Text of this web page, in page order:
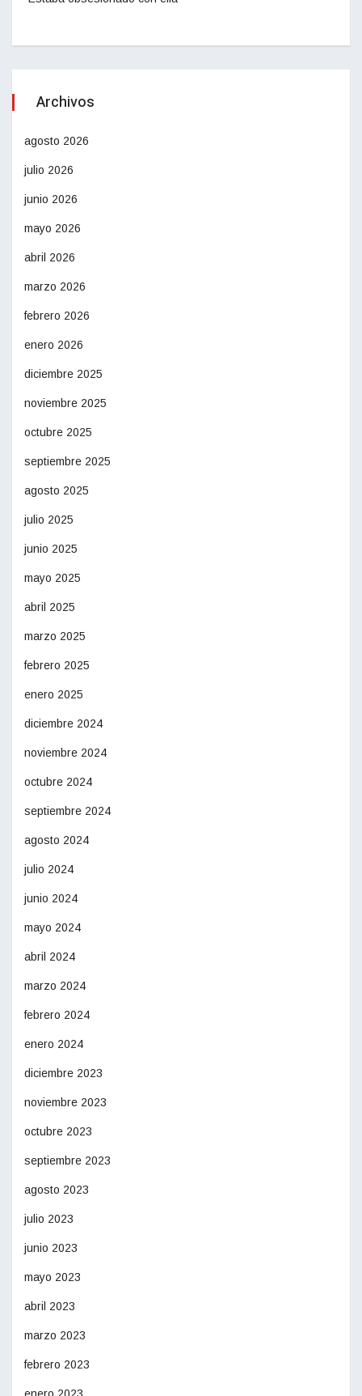
Archivos
agosto 2026
julio 2026
junio 2026
mayo 2026
abril 2026
marzo 2026
febrero 2026
enero 2026
diciembre 2025
noviembre 2025
octubre 2025
septiembre 2025
agosto 2025
julio 2025
junio 2025
mayo 2025
abril 2025
marzo 2025
febrero 2025
enero 2025
diciembre 2024
noviembre 2024
octubre 2024
septiembre 2024
agosto 2024
julio 2024
junio 2024
mayo 2024
abril 2024
marzo 2024
febrero 2024
enero 2024
diciembre 2023
noviembre 2023
octubre 2023
septiembre 2023
agosto 2023
julio 2023
junio 2023
mayo 2023
abril 2023
marzo 2023
febrero 2023
enero 2023